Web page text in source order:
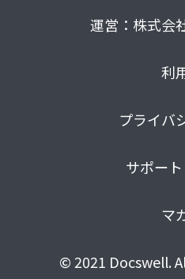
運営：株式会
利
プライバ
サポー
マ
© 2021 Docswell.